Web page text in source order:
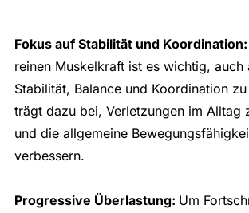
Fokus auf Stabilität und Koordination:
reinen Muskelkraft ist es wichtig, auch
Stabilität, Balance und Koordination
trägt dazu bei, Verletzungen im Alltag
und die allgemeine
verbessern.
Progressive Überlastung: Um